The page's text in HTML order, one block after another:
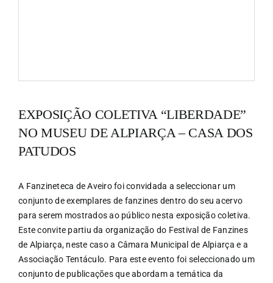
EXPOSIÇÃO COLETIVA “LIBERDADE”
NO MUSEU DE ALPIARÇA – CASA DOS
PATUDOS
A Fanzineteca de Aveiro foi convidada a seleccionar um
conjunto de exemplares de fanzines dentro do seu acervo
para serem mostrados ao público nesta exposição coletiva.
Este convite partiu da organização do Festival de Fanzines
de Alpiarça, neste caso a Câmara Municipal de Alpiarça e a
Associação Tentáculo. Para este evento foi seleccionado um
conjunto de publicações que abordam a temática da